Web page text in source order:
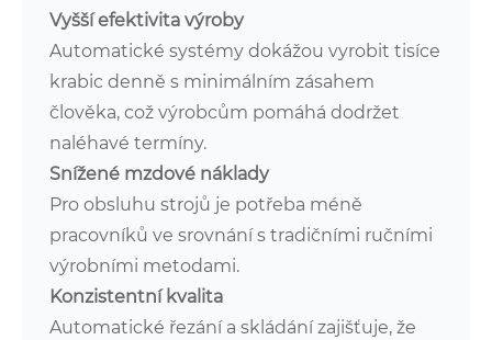
Vyšší efektivita výroby
Automatické systémy dokážou vyrobit tisíce
krabic denně s minimálním zásahem
člověka, což výrobcům pomáhá dodržet
naléhavé termíny.
Snížené mzdové náklady
Pro obsluhu strojů je potřeba méně
pracovníků ve srovnání s tradičními ručními
výrobními metodami.
Konzistentní kvalita
Automatické řezání a skládání zajišťuje, že